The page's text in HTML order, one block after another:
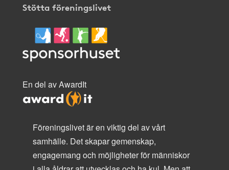
Stötta föreningslivet
En del av AwardIt
Föreningslivet är en viktig del av vårt
samhälle. Det skapar gemenskap,
engagemang och möjligheter för människor